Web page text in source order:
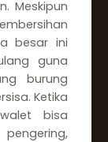
Meskipun
besar ini
guna
burung
Ketika
bisa